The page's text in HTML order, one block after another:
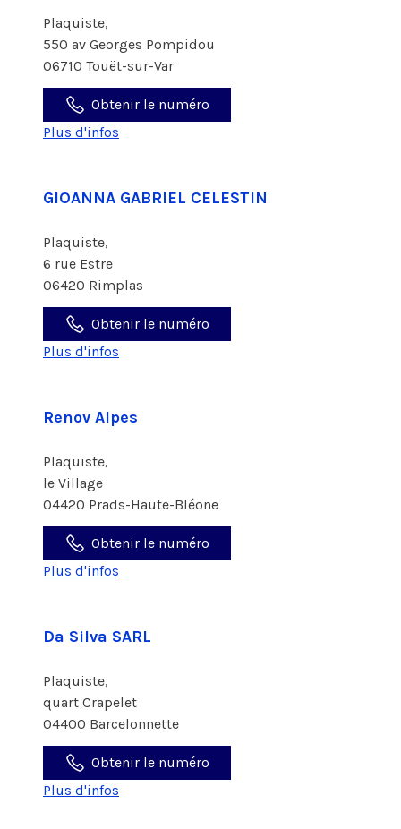
Plaquiste,
550 av Georges Pompidou
06710 Touët-sur-Var
Obtenir le numéro
Plus d'infos
GIOANNA GABRIEL CELESTIN
Plaquiste,
6 rue Estre
06420 Rimplas
Obtenir le numéro
Plus d'infos
Renov Alpes
Plaquiste,
le Village
04420 Prads-Haute-Bléone
Obtenir le numéro
Plus d'infos
Da Silva SARL
Plaquiste,
quart Crapelet
04400 Barcelonnette
Obtenir le numéro
Plus d'infos